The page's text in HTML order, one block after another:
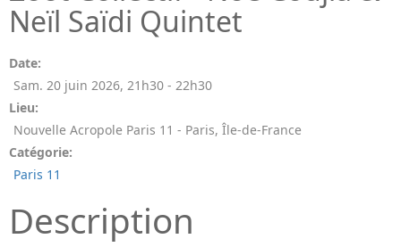
Neïl Saïdi Quintet
Date:
Sam. 20 juin 2026, 21h30 - 22h30
Lieu:
Nouvelle Acropole Paris 11 - Paris, Île-de-France
Catégorie:
Paris 11
Description